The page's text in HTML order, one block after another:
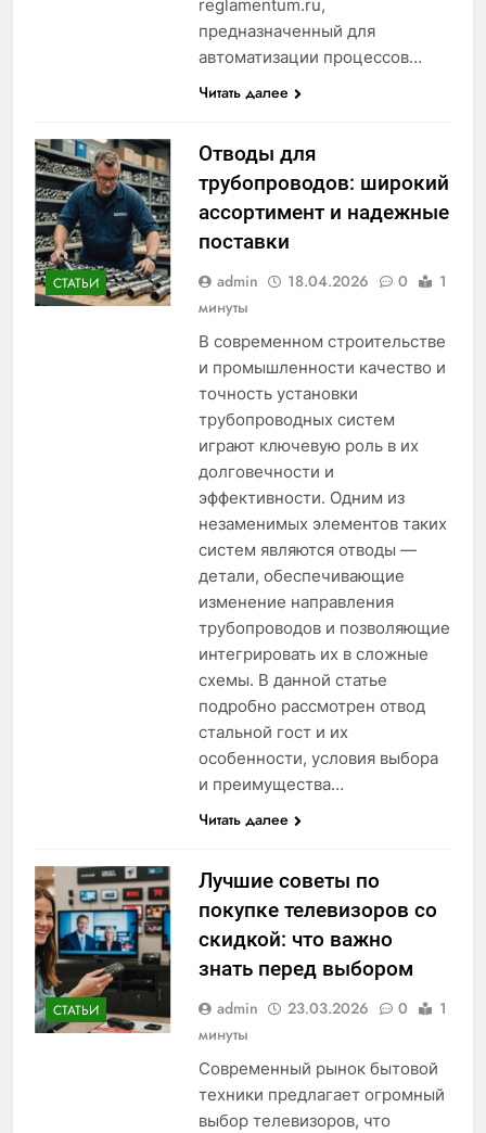
reglamentum.ru,
предназначенный для
автоматизации процессов…
Читать далее
СТАТЬИ
Отводы для
трубопроводов: широкий
ассортимент и надежные
поставки
admin 18.04.2026 0
1
минуты
В современном строительстве
и промышленности качество и
точность установки
трубопроводных систем
играют ключевую роль в их
долговечности и
эффективности. Одним из
незаменимых элементов таких
систем являются отводы —
детали, обеспечивающие
изменение направления
трубопроводов и позволяющие
интегрировать их в сложные
схемы. В данной статье
подробно рассмотрен отвод
стальной гост и их
особенности, условия выбора
и преимущества…
Читать далее
СТАТЬИ
Лучшие советы по
покупке телевизоров со
скидкой: что важно
знать перед выбором
admin 23.03.2026 0
1
минуты
Современный рынок бытовой
техники предлагает огромный
выбор телевизоров, что